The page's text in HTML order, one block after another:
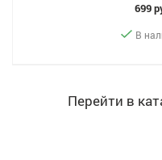
699
В
Перейти в